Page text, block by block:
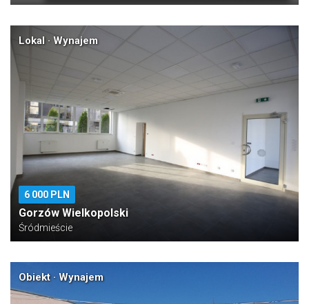
Lokal · Wynajem
6 000 PLN
Gorzów Wielkopolski
Śródmieście
Obiekt · Wynajem